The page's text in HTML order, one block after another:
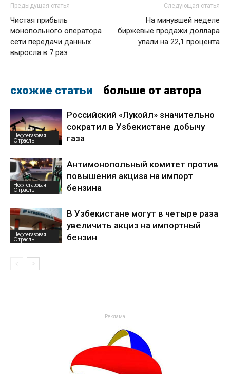
Предыдущая статья
Чистая прибыль
монопольного оператора
сети передачи данных
выросла в 7 раз
Следующая статья
На минувшей неделе
биржевые продажи доллара
упали на 22,1 процента
схожие статьи больше от автора
Нефтегазовая
Отрасль
Российский «Лукойл» значительно
сократил в Узбекистане добычу
газа
Нефтегазовая
Отрасль
Антимонопольный комитет против
повышения акциза на импорт
бензина
Нефтегазовая
Отрасль
В Узбекистане могут в четыре раза
увеличить акциз на импортный
бензин
- Реклама -